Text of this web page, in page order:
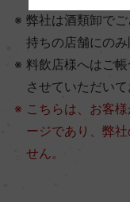
弊社は酒類卸で
持ちの店舗にの
料飲店様へはご
させていただいて
こちらは、お客
ージであり、弊
せん。